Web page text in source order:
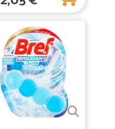
05/03/2020